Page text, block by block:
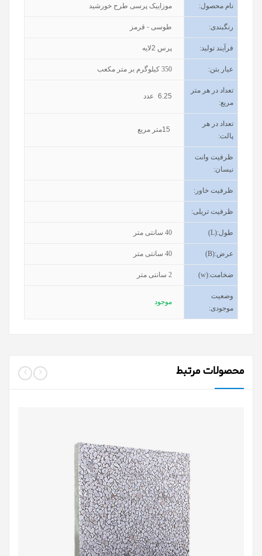
نام محصول: موزاییک پرسی طرح خورشید
رنگبندی: طوسی - قرمز
فرآیند تولید: پرس 2لایه
عیار بتن:
350 کیلوگرم بر متر مکعب
تعداد در هر متر
مربع:
6.25 عدد
تعداد در هر
پالت:
15متر مربع
ظرفیت وانت
نیسان:
ظرفیت خاور :
ظرفیت تریلی:
طول(L):
40 سانتی متر
عرض(B):
40 سانتی متر
ضخامت(w):
2 سانتی متر
وضعیت
موجودی:
موجود
محصولات مرتبط